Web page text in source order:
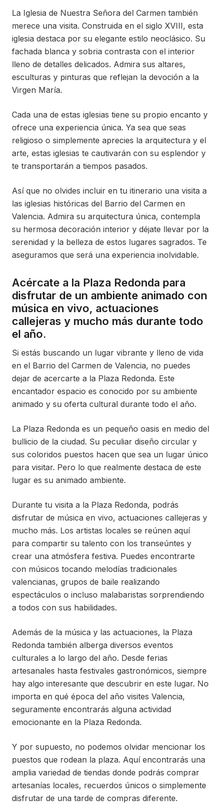
La Iglesia de Nuestra Señora del Carmen también
merece una visita. Construida en el siglo XVIII, esta
iglesia destaca por su elegante estilo neoclásico. Su
fachada blanca y sobria contrasta con el interior
lleno de detalles delicados. Admira sus altares,
esculturas y pinturas que reflejan la devoción a la
Virgen María.
Cada una de estas iglesias tiene su propio encanto y
ofrece una experiencia única. Ya sea que seas
religioso o simplemente aprecies la arquitectura y el
arte, estas iglesias te cautivarán con su esplendor y
te transportarán a tiempos pasados.
Así que no olvides incluir en tu itinerario una visita a
las iglesias históricas del Barrio del Carmen en
Valencia. Admira su arquitectura única, contempla
su hermosa decoración interior y déjate llevar por la
serenidad y la belleza de estos lugares sagrados. Te
aseguramos que será una experiencia inolvidable.
Acércate a la Plaza Redonda para
disfrutar de un ambiente animado con
música en vivo, actuaciones
callejeras y mucho más durante todo
el año.
Si estás buscando un lugar vibrante y lleno de vida
en el Barrio del Carmen de Valencia, no puedes
dejar de acercarte a la Plaza Redonda. Este
encantador espacio es conocido por su ambiente
animado y su oferta cultural durante todo el año.
La Plaza Redonda es un pequeño oasis en medio del
bullicio de la ciudad. Su peculiar diseño circular y
sus coloridos puestos hacen que sea un lugar único
para visitar. Pero lo que realmente destaca de este
lugar es su animado ambiente.
Durante tu visita a la Plaza Redonda, podrás
disfrutar de música en vivo, actuaciones callejeras y
mucho más. Los artistas locales se reúnen aquí
para compartir su talento con los transeúntes y
crear una atmósfera festiva. Puedes encontrarte
con músicos tocando melodías tradicionales
valencianas, grupos de baile realizando
espectáculos o incluso malabaristas sorprendiendo
a todos con sus habilidades.
Además de la música y las actuaciones, la Plaza
Redonda también alberga diversos eventos
culturales a lo largo del año. Desde ferias
artesanales hasta festivales gastronómicos, siempre
hay algo interesante que descubrir en este lugar. No
importa en qué época del año visites Valencia,
seguramente encontrarás alguna actividad
emocionante en la Plaza Redonda.
Y por supuesto, no podemos olvidar mencionar los
puestos que rodean la plaza. Aquí encontrarás una
amplia variedad de tiendas donde podrás comprar
artesanías locales, recuerdos únicos o simplemente
disfrutar de una tarde de compras diferente.